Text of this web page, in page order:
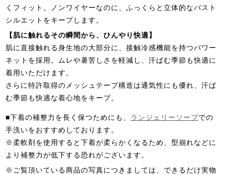
くフィット。ノンワイヤーなのに、ふっくらと立体的なバスト
シルエットをキープします。
【肌に触れるその瞬間から、ひんやり快適】
肌に直接触れる身生地の大部分に、接触冷感機能を持つパワー
ネットを採用。ムレや暑苦しさを軽減し、汗ばむ季節も快適に
着用いただけます。
さらに特許取得のメッシュテープ構造は通気性にも優れ、汗ば
む季節も快適な着心地をキープ。
■下着の補整力を長く保つためにも、 ランジェリーソープでの
手洗いをおすすめしております。
※柔軟剤を使用すると下着が柔らかくなるため、型崩れなどに
より補整力が低下する恐れがございます。
※ご覧頂いている商品の写真につきましては、できるだけ実物